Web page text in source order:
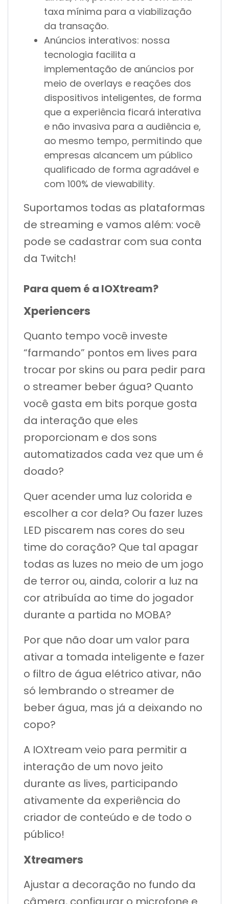
taxa mínima para a viabilização
da transação.
Anúncios interativos: nossa
tecnologia facilita a
implementação de anúncios por
meio de overlays e reações dos
dispositivos inteligentes, de forma
que a experiência ficará interativa
e não invasiva para a audiência e,
ao mesmo tempo, permitindo que
empresas alcancem um público
qualificado de forma agradável e
com 100% de viewability.
Suportamos todas as plataformas
de streaming e vamos além: você
pode se cadastrar com sua conta
da Twitch!
Para quem é a IOXtream?
Xperiencers
Quanto tempo você investe
“farmando” pontos em lives para
trocar por skins ou para pedir para
o streamer beber água? Quanto
você gasta em bits porque gosta
da interação que eles
proporcionam e dos sons
automatizados cada vez que um é
doado?
Quer acender uma luz colorida e
escolher a cor dela? Ou fazer luzes
LED piscarem nas cores do seu
time do coração? Que tal apagar
todas as luzes no meio de um jogo
de terror ou, ainda, colorir a luz na
cor atribuída ao time do jogador
durante a partida no MOBA?
Por que não doar um valor para
ativar a tomada inteligente e fazer
o filtro de água elétrico ativar, não
só lembrando o streamer de
beber água, mas já a deixando no
copo?
A IOXtream veio para permitir a
interação de um novo jeito
durante as lives, participando
ativamente da experiência do
criador de conteúdo e de todo o
público!
Xtreamers
Ajustar a decoração no fundo da